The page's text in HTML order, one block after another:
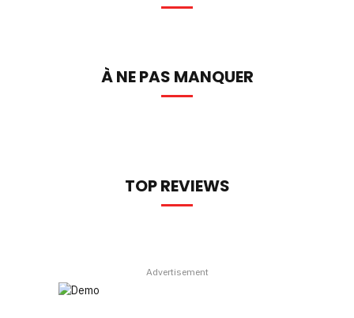
À NE PAS MANQUER
TOP REVIEWS
Advertisement